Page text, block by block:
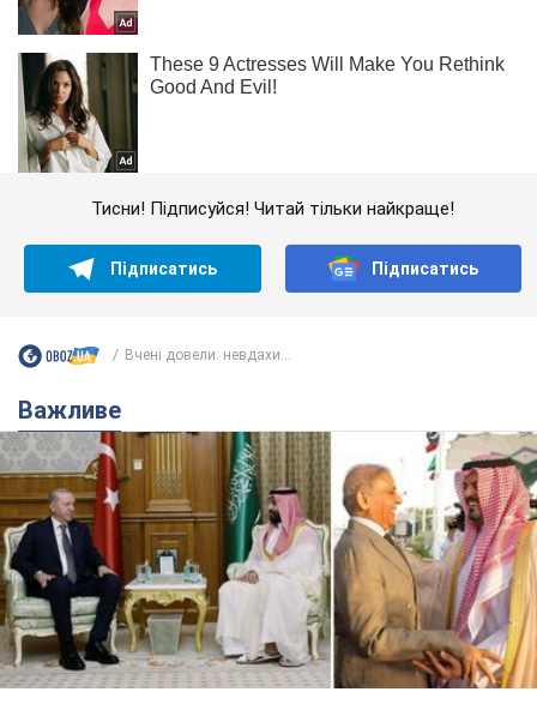
Тисни! Підписуйся! Читай тільки найкраще!
Підписатись Підписатись
Вчені довели: невдахи...
Важливе